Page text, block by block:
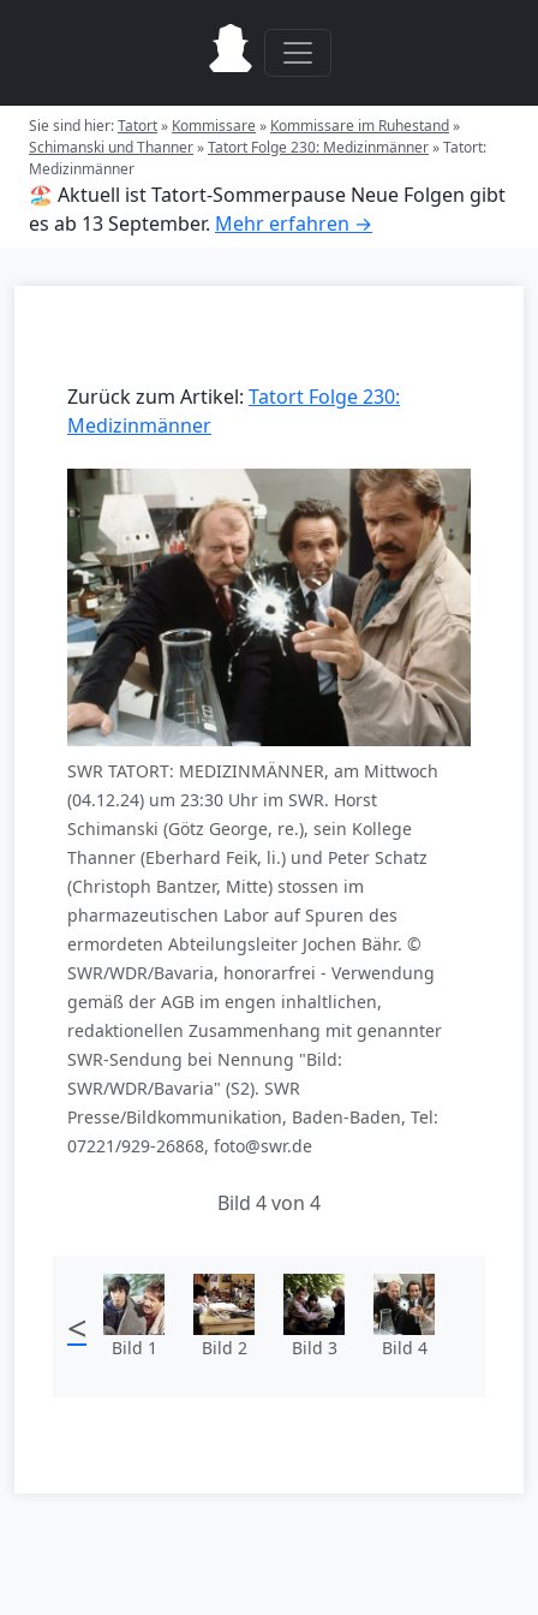
Sie sind hier:Tatort» Kommissare» Kommissare im Ruhestand»
Schimanski und Thanner»Tatort Folge 230: Medizinmänner»Tatort:
Medizinmänner
🏖️ Aktuell ist Tatort-Sommerpause Neue Folgen gibt
es ab 13 September. Mehr erfahren →
Zurück zum Artikel: Tatort Folge 230:
Medizinmänner
SWR TATORT: MEDIZINMÄNNER, am Mittwoch
(04.12.24) um 23:30 Uhr im SWR. Horst
Schimanski (Götz George, re.), sein Kollege
Thanner (Eberhard Feik, li.) und Peter Schatz
(Christoph Bantzer, Mitte) stossen im
pharmazeutischen Labor auf Spuren des
ermordeten Abteilungsleiter Jochen Bähr. ©
SWR/WDR/Bavaria, honorarfrei - Verwendung
gemäß der AGB im engen inhaltlichen,
redaktionellen Zusammenhang mit genannter
SWR-Sendung bei Nennung "Bild:
SWR/WDR/Bavaria" (S2). SWR
Presse/Bildkommunikation, Baden-Baden, Tel:
07221/929-26868, foto@swr.de
Bild 4 von 4
< Bild 1 Bild 2 Bild 3 Bild 4